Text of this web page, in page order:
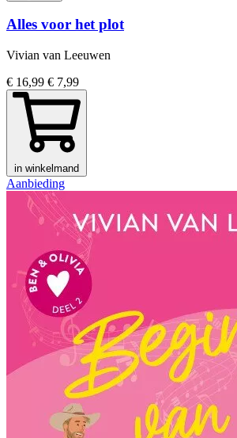
Alles voor het plot
Vivian van Leeuwen
€ 16,99 € 7,99
in winkelmand
Aanbieding